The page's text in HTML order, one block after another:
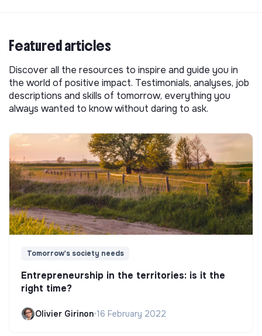
Featured articles
Discover all the resources to inspire and guide you in
the world of positive impact. Testimonials, analyses, job
descriptions and skills of tomorrow, everything you
always wanted to know without daring to ask.
Tomorrow's society needs
Entrepreneurship in the territories: is it the
right time?
Olivier Girinon•16 February 2022